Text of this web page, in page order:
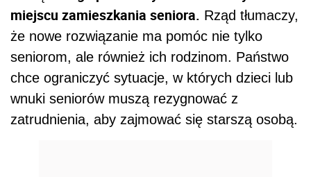
miejscu zamieszkania seniora. Rząd tłumaczy,
że nowe rozwiązanie ma pomóc nie tylko
seniorom, ale również ich rodzinom. Państwo
chce ograniczyć sytuacje, w których dzieci lub
wnuki seniorów muszą rezygnować z
zatrudnienia, aby zajmować się starszą osobą.